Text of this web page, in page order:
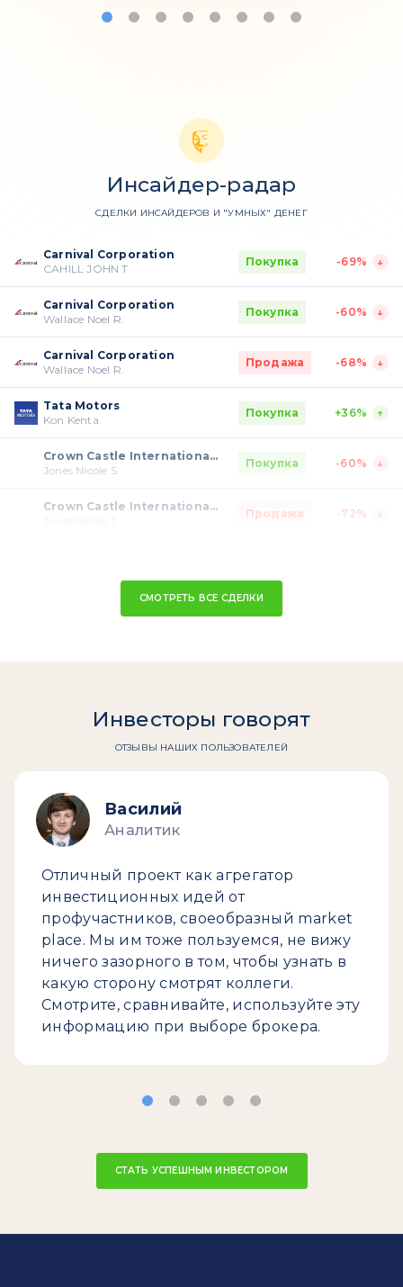
Инсайдер-радар
СДЕЛКИ ИНСАЙДЕРОВ И "УМНЫХ" ДЕНЕГ
Carnival Corporation
CAHILL JOHN T
Покупка -69%
Carnival Corporation
Wallace Noel R.
Покупка -60%
Carnival Corporation
Wallace Noel R.
Продажа -68%
Tata Motors
Kon Kenta
Покупка +36%
Crown Castle International Corp. (REIT)
Jones Nicole S
Покупка -60%
Crown Castle International Corp. (REIT)
Продажа -72%
СМОТРЕТЬ ВСЕ СДЕЛКИ
Инвесторы говорят
ОТЗЫВЫ НАШИХ ПОЛЬЗОВАТЕЛЕЙ
Василий
Аналитик
Отличный проект как агрегатор
инвестиционных идей от
профучастников, своеобразный market
place. Мы им тоже пользуемся, не вижу
ничего зазорного в том, чтобы узнать в
какую сторону смотрят коллеги.
Смотрите, сравнивайте, используйте эту
информацию при выборе брокера.
СТАТЬ УСПЕШНЫМ ИНВЕСТОРОМ